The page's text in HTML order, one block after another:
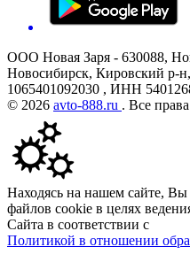
ООО Новая Заря - 630088,
Новосибирск, Кировский р-
1065401092030 , ИНН
© 2026 avto-888.ru . Все
Находясь на нашем сайте, Вы
файлов cookie в целях
Сайта в соответствии с
Политикой в отношении